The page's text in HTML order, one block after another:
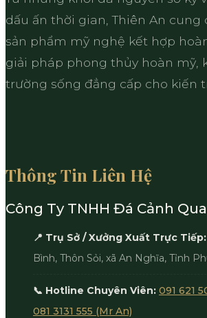
dấu ấn thời gian, Thiên An cung
sản phẩm mỹ nghệ kết hợp
giải pháp phong thủy hoàn mỹ,
trường sống đẳng cấp cho kiến
Thông Tin Liên Hệ
Công Ty TNHH Đá Cảnh
📍 Trụ Sở / Xưởng Xuất Trực Tiếp:
Bình, Thôn Sỏi, xã An Nghĩa, Tỉnh
📞 Hotline Chuyên Viên: 091 621
081 3131 555 (Mr An)